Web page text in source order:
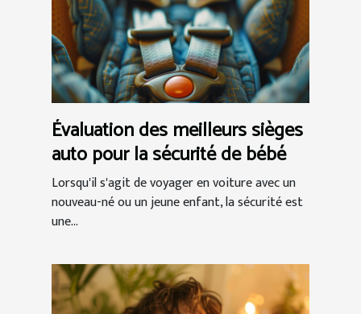
Évaluation des meilleurs sièges
auto pour la sécurité de bébé
Lorsqu'il s'agit de voyager en voiture avec un
nouveau-né ou un jeune enfant, la sécurité est
une...